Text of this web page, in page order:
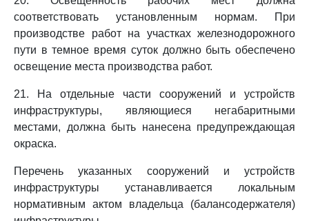
соответствовать установленным нормам. При
производстве работ на участках железнодорожного
пути в темное время суток должно быть обеспечено
освещение места производства работ.
21. На отдельные части сооружений и устройств
инфраструктуры, являющиеся негабаритными
местами, должна быть нанесена предупреждающая
окраска.
Перечень указанных сооружений и устройств
инфраструктуры устанавливается локальным
нормативным актом владельца (балансодержателя)